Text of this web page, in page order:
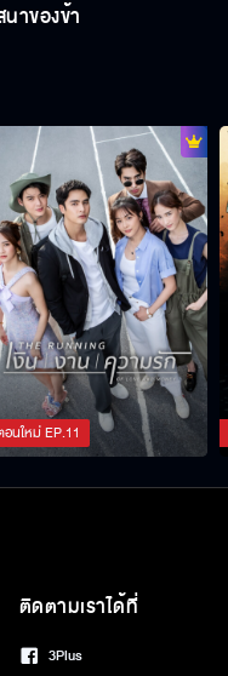
าของข้า
อนใหม่EP.11
ติดตามเราได้ที่
3Plus